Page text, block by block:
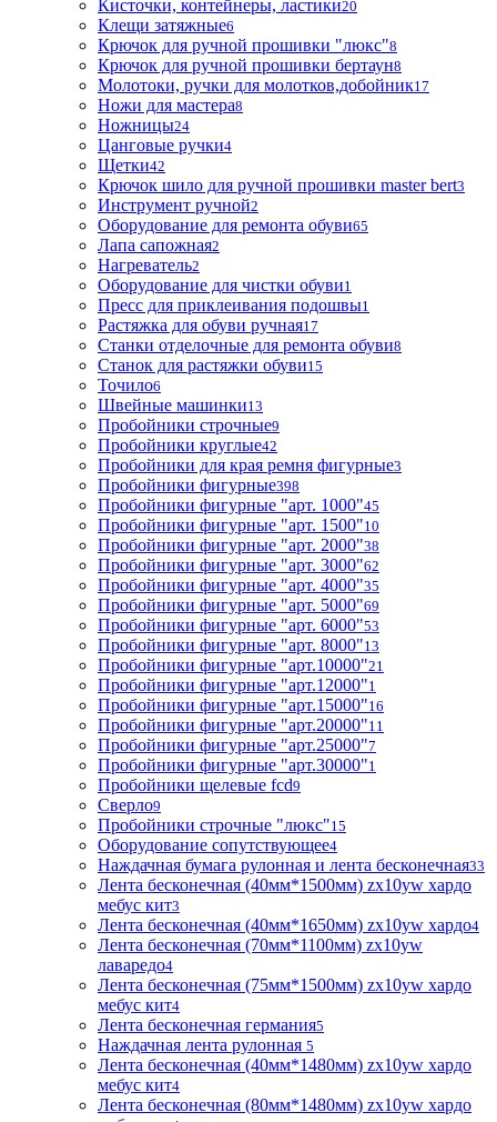
Кисточки, контейнеры, ластики20
Клещи затяжные6
Крючок для ручной прошивки "люкс"8
Крючок для ручной прошивки бертаун8
Молотоки, ручки для молотков,добойник17
Ножи для мастера8
Ножницы24
Цанговые ручки4
Щетки42
Крючок шило для ручной прошивки master bert3
Инструмент ручной2
Оборудование для ремонта обуви65
Лапа сапожная2
Нагреватель2
Оборудование для чистки обуви1
Пресс для приклеивания подошвы1
Растяжка для обуви ручная17
Станки отделочные для ремонта обуви8
Станок для растяжки обуви15
Точило6
Швейные машинки13
Пробойники строчные9
Пробойники круглые42
Пробойники для края ремня фигурные3
Пробойники фигурные398
Пробойники фигурные "арт. 1000"45
Пробойники фигурные "арт. 1500"10
Пробойники фигурные "арт. 2000"38
Пробойники фигурные "арт. 3000"62
Пробойники фигурные "арт. 4000"35
Пробойники фигурные "арт. 5000"69
Пробойники фигурные "арт. 6000"53
Пробойники фигурные "арт. 8000"13
Пробойники фигурные "арт.10000"21
Пробойники фигурные "арт.12000"1
Пробойники фигурные "арт.15000"16
Пробойники фигурные "арт.20000"11
Пробойники фигурные "арт.25000"7
Пробойники фигурные "арт.30000"1
Пробойники щелевые fcd9
Сверло9
Пробойники строчные "люкс"15
Оборудование сопутствующее4
Наждачная бумага рулонная и лента бесконечная33
Лента бесконечная (40мм*1500мм) zx10yw хардо
мебус кит3
Лента бесконечная (40мм*1650мм) zx10yw хардо4
Лента бесконечная (70мм*1100мм) zx10yw
лаваредо4
Лента бесконечная (75мм*1500мм) zx10yw хардо
мебус кит4
Лента бесконечная германия5
Наждачная лента рулонная 5
Лента бесконечная (40мм*1480мм) zx10yw хардо
мебус кит4
Лента бесконечная (80мм*1480мм) zx10yw хардо